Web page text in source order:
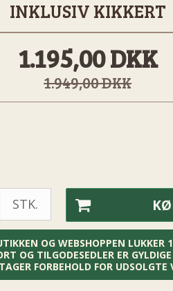
INKLUSIV KIKKERT
1.195,00 DKK
1.949,00 DKK
STK.
OG WEBSHOPPEN LUKKER
OG TILGODESEDLER ER
FORBEHOLD FOR UDSOLGTE